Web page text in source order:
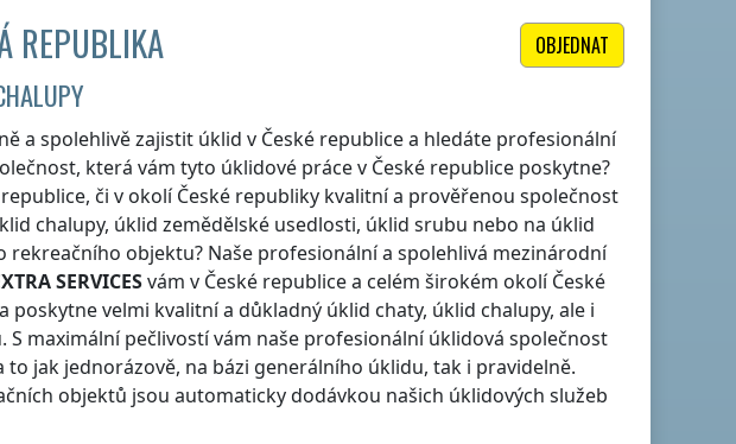
OBJEDNAT
REPUBLIKA
a spolehlivě zajistit úklid v České republicea hledáte profesionální
která vám tyto úklidové prácev České republice poskytne?
, či v okolíČeské republiky kvalitní a prověřenou společnost
chalupy, úklid zemědělské usedlosti, úklid srubu nebo na úklid
rekreačního objektu? Naše profesionální a spolehlivá mezinárodní
SERVICESvám v České republicea celém širokém okolíČeské
poskytne velmi kvalitní a důkladný úklid chaty, úklid chalupy, ale i
maximální pečlivostí vám naše profesionální úklidová společnost
to jak jednorázově, na bázi generálního úklidu, tak i pravidelně.
objektů jsou automaticky dodávkou našich úklidových služeb